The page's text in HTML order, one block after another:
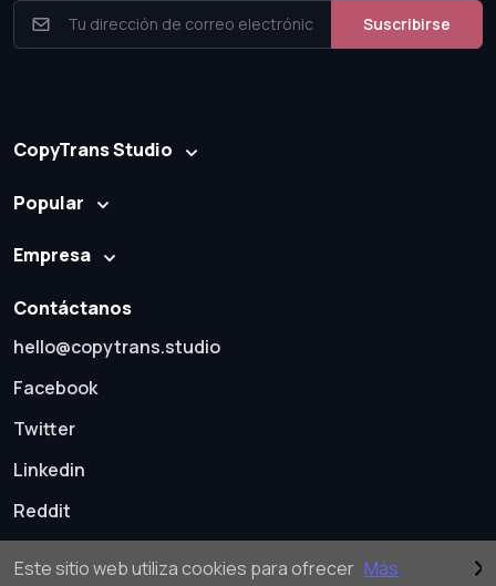
Este sitio web utiliza cookies para ofrecer Más
Suscribirse
CopyTrans Studio
Popular
Empresa
Contáctanos
hello@copytrans.studio
Facebook
Twitter
Linkedin
Reddit